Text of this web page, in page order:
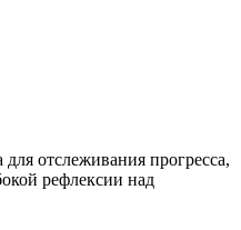
отслеживания прогресса,
рефлексии над